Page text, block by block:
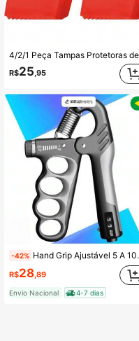
R$25,95
-42% Hand Grip Ajustável 5 A 100kg Fortaleça Suas Mãos e Antebraços Aparelho de Treino para Mãos
R$28,89
Envio Nacional 4-7 dias